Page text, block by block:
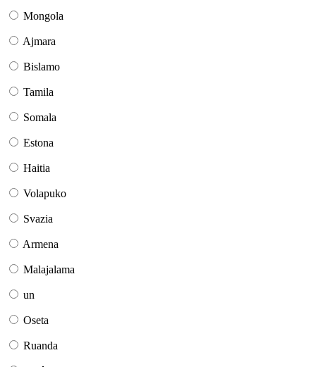
Mongola
Ajmara
Bislamo
Tamila
Somala
Estona
Haitia
Volapuko
Svazia
Armena
Malajalama
un
Oseta
Ruanda